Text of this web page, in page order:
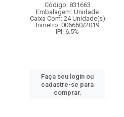
Código: 831663
Embalagem: Unidade
Caixa Com: 24 Unidade(s)
Inmetro: 006660/2019
IPI: 6.5%
Faça seu login ou
cadastre-se para
comprar.